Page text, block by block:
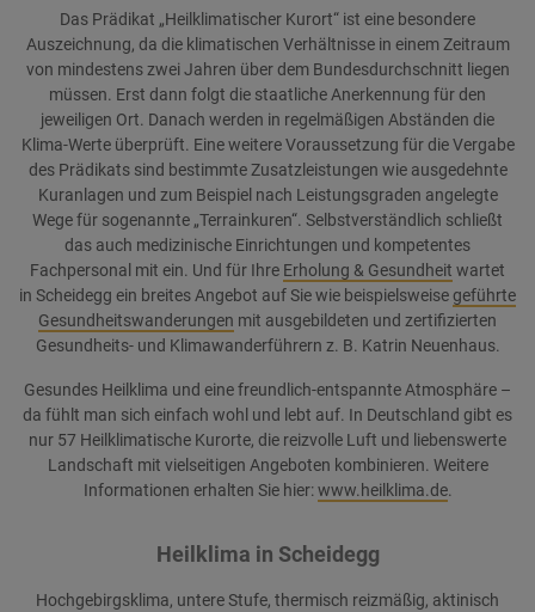
Das Prädikat „Heilklimatischer Kurort“ ist eine besondere
Auszeichnung, da die klimatischen Verhältnisse in einem Zeitraum
von mindestens zwei Jahren über dem Bundesdurchschnitt liegen
müssen. Erst dann folgt die staatliche Anerkennung für den
jeweiligen Ort. Danach werden in regelmäßigen Abständen die
Klima-Werte überprüft. Eine weitere Voraussetzung für die Vergabe
des Prädikats sind bestimmte Zusatzleistungen wie ausgedehnte
Kuranlagen und zum Beispiel nach Leistungsgraden angelegte
Wege für sogenannte „Terrainkuren“. Selbstverständlich schließt
das auch medizinische Einrichtungen und kompetentes
Fachpersonal mit ein. Und für Ihre Erholung & Gesundheit wartet
in Scheidegg ein breites Angebot auf Sie wie beispielsweise geführte
Gesundheitswanderungen mit ausgebildeten und zertifizierten
Gesundheits- und Klimawanderführern z. B. Katrin Neuenhaus.
Gesundes Heilklima und eine freundlich-entspannte Atmosphäre –
da fühlt man sich einfach wohl und lebt auf. In Deutschland gibt es
nur 57 Heilklimatische Kurorte, die reizvolle Luft und liebenswerte
Landschaft mit vielseitigen Angeboten kombinieren. Weitere
Informationen erhalten Sie hier:www.heilklima.de.
Heilklima in Scheidegg
Hochgebirgsklima, untere Stufe, thermisch reizmäßig, aktinisch